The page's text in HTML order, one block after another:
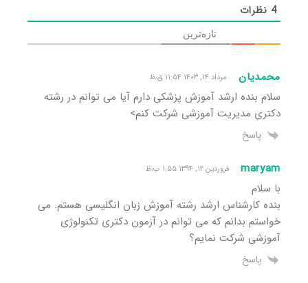
4 نظرات
تازه‌ترین
محمدیان مرداد ۱۴, ۱۴۰۳ ۱۱:۵۴ ق٫ظ
سلام بنده ارشد آموزش پزشکی دارم آیا می توانم در رشته
دکتری مدیریت آموزشی شرکت کنم>
پاسخ
maryam فروردین ۱۲, ۱۳۹۴ ۱:۵۵ ب٫ظ
با سلام
بنده کارشناس ارشد رشته آموزش زبان انگلیسی هستم. می
خواستم بدانم که می توانم در آزمون دکتری تکنولوژی
آموزشی شرکت نمایم؟
پاسخ